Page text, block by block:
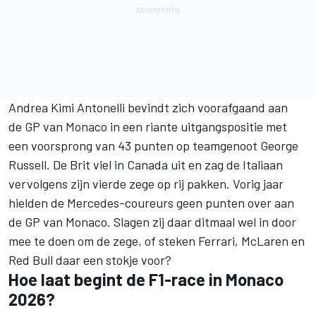
Andrea Kimi Antonelli bevindt zich voorafgaand aan
de GP van Monaco in een riante uitgangspositie met
een voorsprong van 43 punten op teamgenoot George
Russell. De Brit viel in Canada uit en zag de Italiaan
vervolgens zijn vierde zege op rij pakken. Vorig jaar
hielden de Mercedes-coureurs geen punten over aan
de GP van Monaco. Slagen zij daar ditmaal wel in door
mee te doen om de zege, of steken Ferrari, McLaren en
Red Bull daar een stokje voor?
Hoe laat begint de F1-race in Monaco
2026?